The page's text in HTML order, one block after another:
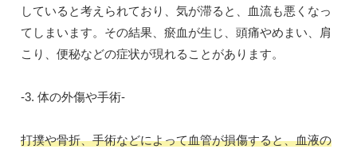
していると考えられており、気が滞ると、血流も悪くなっ
てしまいます。その結果、瘀血が生じ、頭痛やめまい、肩
こり、便秘などの症状が現れることがあります。
-3. 体の外傷や手術-
打撲や骨折、手術などによって血管が損傷すると、血液の